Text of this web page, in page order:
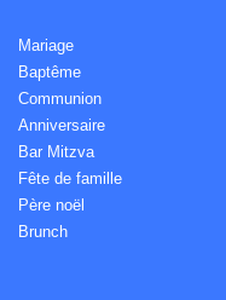
Mariage
Baptême
Communion
Anniversaire
Bar Mitzva
Fête de famille
Père noël
Brunch